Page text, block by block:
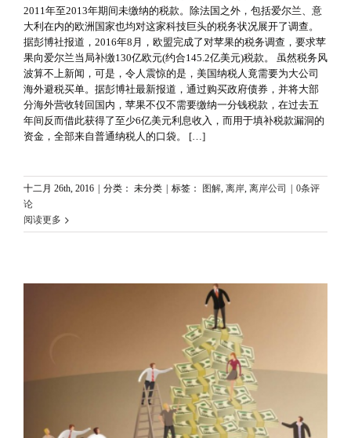
2011年至2013年期间未缴纳的税款。除法国之外，包括爱尔兰、意
大利在内的欧洲国家也均对这家科技巨头的税务状况展开了调查。
据彭博社报道，2016年8月，欧盟完成了对苹果的税务调查，要求苹
果向爱尔兰当局补缴130亿欧元(约合145.2亿美元)税款。 虽然税务风
波算不上新闻，可是，令人震惊的是，美国纳税人竟需要为大公司
海外避税买单。据彭博社最新报道，通过购买政府债券，并将大部
分海外营收转回国内，苹果不仅不需要缴纳一分钱税款，在过去五
年间反而借此获得了至少6亿美元利息收入，而用于填补税款漏洞的
资金，全部来自普通纳税人的口袋。 […]
十二月 26th, 2016 | 分类： 未分类 | 标签： 图解, 离岸, 离岸公司 | 0条评
论
阅读更多